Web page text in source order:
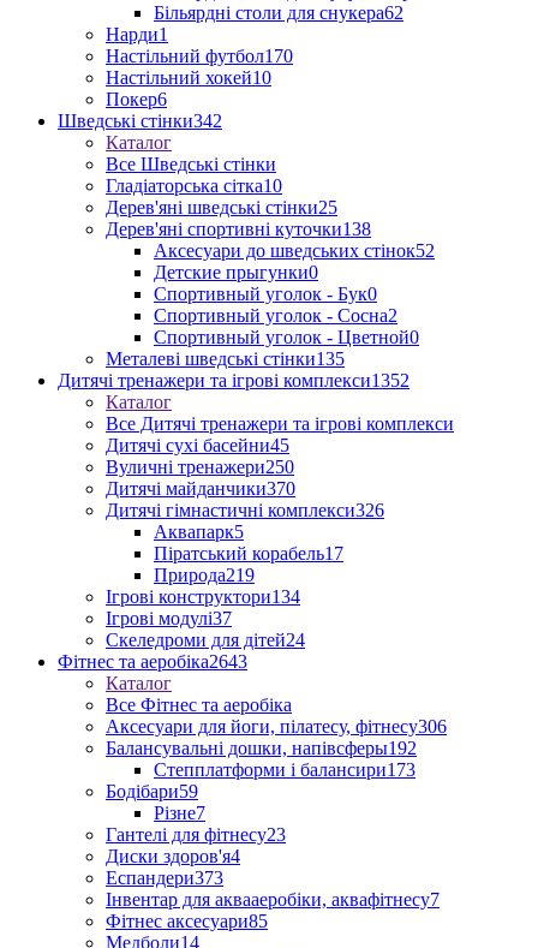
Більярдні столи для снукера62
Нарди1
Настільний футбол170
Настільний хокей10
Покер6
Шведські стінки342
Каталог
Все Шведські стінки
Гладіаторська сітка10
Дерев'яні шведські стінки25
Дерев'яні спортивні куточки138
Аксесуари до шведських стінок52
Детские прыгунки0
Спортивный уголок - Бук0
Спортивный уголок - Сосна2
Спортивный уголок - Цветной0
Металеві шведські стінки135
Дитячі тренажери та ігрові комплекси1352
Каталог
Все Дитячі тренажери та ігрові комплекси
Дитячі сухі басейни45
Вуличні тренажери250
Дитячі майданчики370
Дитячі гімнастичні комплекси326
Аквапарк5
Піратський корабель17
Природа219
Ігрові конструктори134
Ігрові модулі37
Скеледроми для дітей24
Фітнес та аеробіка2643
Каталог
Все Фітнес та аеробіка
Аксесуари для йоги, пілатесу, фітнесу306
Балансувальні дошки, напівсферы192
Степплатформи і балансири173
Бодібари59
Різне7
Гантелі для фітнесу23
Диски здоров'я4
Еспандери373
Інвентар для аквааеробіки, аквафітнесу7
Фітнес аксесуари85
Медболи14